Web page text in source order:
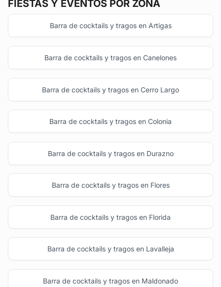
FIESTAS Y EVENTOS POR ZONA
Barra de cocktails y tragos en Artigas
Barra de cocktails y tragos en Canelones
Barra de cocktails y tragos en Cerro Largo
Barra de cocktails y tragos en Colonia
Barra de cocktails y tragos en Durazno
Barra de cocktails y tragos en Flores
Barra de cocktails y tragos en Florida
Barra de cocktails y tragos en Lavalleja
Barra de cocktails y tragos en Maldonado